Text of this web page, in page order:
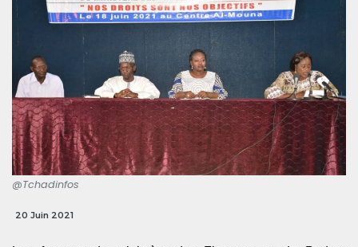
@Tchadinfos
20 Juin 2021